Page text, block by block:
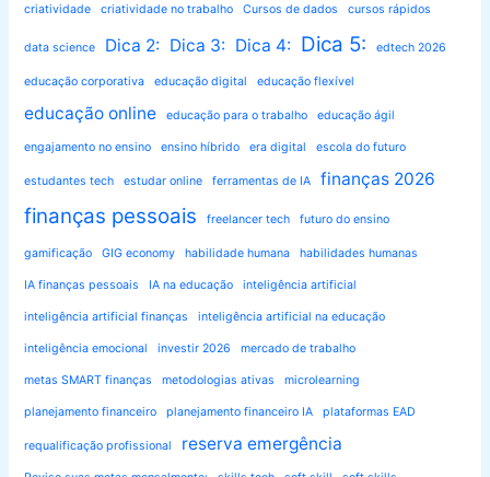
criatividade criatividade no trabalho Cursos de dados cursos rápidos
data science Dica 2: Dica 3: Dica 4: Dica 5: edtech 2026
educação corporativa educação digital educação flexível
educação online educação para o trabalho educação ágil
engajamento no ensino ensino híbrido era digital escola do futuro
estudantes tech estudar online ferramentas de IA finanças 2026
finanças pessoais freelancer tech futuro do ensino
gamificação GIG economy habilidade humana habilidades humanas
IA finanças pessoais IA na educação inteligência artificial
inteligência artificial finanças inteligência artificial na educação
inteligência emocional investir 2026 mercado de trabalho
metas SMART finanças metodologias ativas microlearning
planejamento financeiro planejamento financeiro IA plataformas EAD
requalificação profissional reserva emergência